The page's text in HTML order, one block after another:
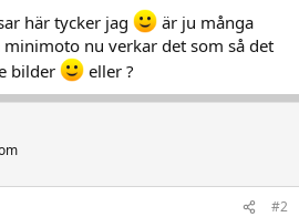
här tycker jag
är ju många
nu verkar det som så det
bilder
eller ?
#2